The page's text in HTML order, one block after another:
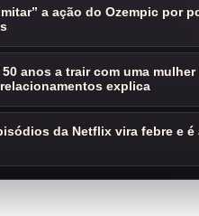
a ação do Ozempic por
anos a trair com uma mulher
explica
da Netflix vira febre e é